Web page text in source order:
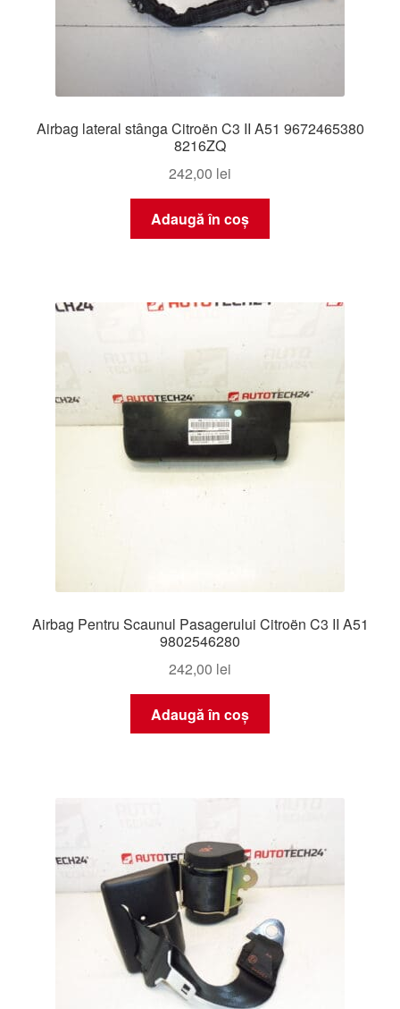
Airbag lateral stânga Citroën C3 II A51 9672465380
8216ZQ
242,00 lei
Adaugă în coș
Airbag Pentru Scaunul Pasagerului Citroën C3 II A51
9802546280
242,00 lei
Adaugă în coș